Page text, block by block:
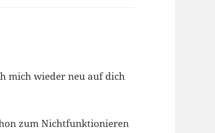
mich wieder neu auf dich
zum Nichtfunktionieren